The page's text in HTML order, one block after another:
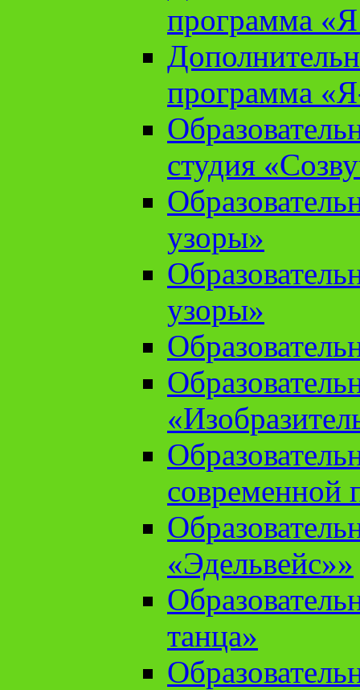
программа «Я
программа
студия
узоры»
узоры»
современной
«Эдельвейс»»
танца»